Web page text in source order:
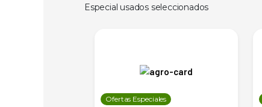
Especial usados seleccionados
Ofertas Especiales